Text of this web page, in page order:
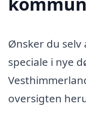
Ønsker du selv
speciale i nye
oversigten